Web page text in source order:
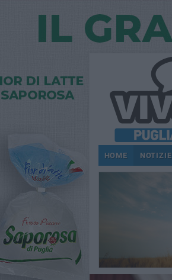
HOME NOTIZIE